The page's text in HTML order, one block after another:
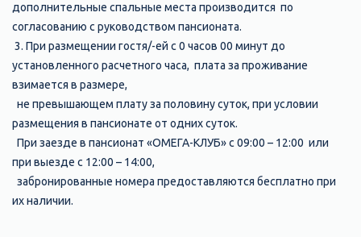
дополнительные спальные места производится по
согласованию с руководством пансионата.
3. При размещении гостя/-ей с 0 часов 00 минут до
установленного расчетного часа, плата за проживание
взимается в размере,
не превышающем плату за половину суток, при условии
размещения в пансионате от одних суток.
При заезде в пансионат «ОМЕГА-КЛУБ» с 09:00 – 12:00 или
при выезде с 12:00 – 14:00,
забронированные номера предоставляются бесплатно при
их наличии.